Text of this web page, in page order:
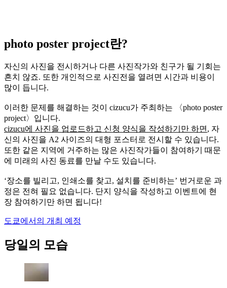
photo poster project란?
자신의 사진을 전시하거나 다른 사진작가와 친구가 될 기회는
흔치 않죠. 또한 개인적으로 사진전을 열려면 시간과 비용이
많이 듭니다.
이러한 문제를 해결하는 것이 cizucu가 주최하는 〈photo poster
project〉입니다.
cizucu에 사진을 업로드하고 신청 양식을 작성하기만 하면, 자
신의 사진을 A2 사이즈의 대형 포스터로 전시할 수 있습니다.
또한 같은 지역에 거주하는 많은 사진작가들이 참여하기 때문
에 미래의 사진 동료를 만날 수도 있습니다.
‘장소를 빌리고, 인쇄소를 찾고, 설치를 준비하는’ 번거로운 과
정은 전혀 필요 없습니다. 단지 양식을 작성하고 이벤트에 현
장 참여하기만 하면 됩니다!
도쿄에서의 개최 예정
당일의 모습